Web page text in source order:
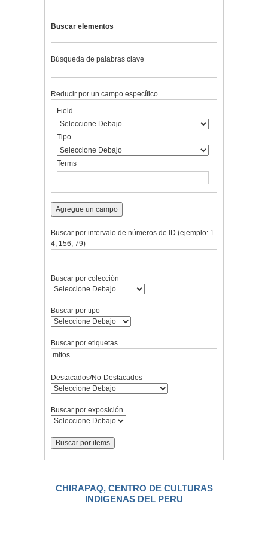
Buscar elementos
Búsqueda de palabras clave
rows
"Reducir
por
específico":
1
Reducir por un campo específico
de
búsqueda
de
búsqueda
de
búsqueda
de
Búsqueda
Field
Tipo
Terms
Agregue un campo
Buscar por intervalo de números de ID (ejemplo: 1-
4, 156, 79)
Buscar por colección
Buscar por tipo
Buscar por etiquetas
Destacados/No-Destacados
Buscar por exposición
CHIRAPAQ, CENTRO DE CULTURAS
INDIGENAS DEL PERU